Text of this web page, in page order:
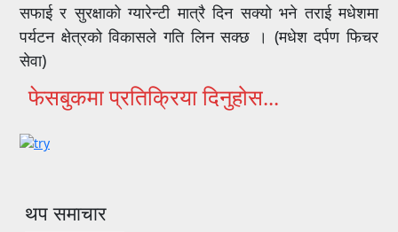
सफाई र सुरक्षाको ग्यारेन्टी मात्रै दिन सक्यो भने तराई मधेशमा
पर्यटन क्षेत्रको विकासले गति लिन सक्छ । (मधेश दर्पण फिचर
सेवा)
फेसबुकमा प्रतिक्रिया दिनुहोस...
थप समाचार